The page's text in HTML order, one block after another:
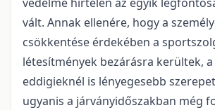
vált. Annak ellenére, hogy a
csökkentése érdekében a
létesítmények bezárásra kerültek,
eddigieknél is lényegesebb
ugyanis a járványidőszakban még